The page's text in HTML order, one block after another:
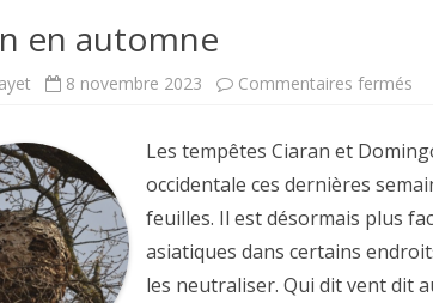
en automne
8 novembre 2023 Commentaires fermés
Les tempêtes Ciaran et
occidentale ces dernières
feuilles. Il est désormais plus
asiatiques dans certains
les neutraliser. Qui dit vent dit